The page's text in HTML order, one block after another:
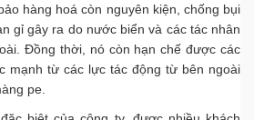
0902 167 333
Hải Dương
hàng hoá còn nguyên kiện, chống bụi
gỉ gây ra do nước biển và các tác nhân
Đồng thời, nó còn hạn chế được các
mạnh từ các lực tác động từ bên ngoài
pe.